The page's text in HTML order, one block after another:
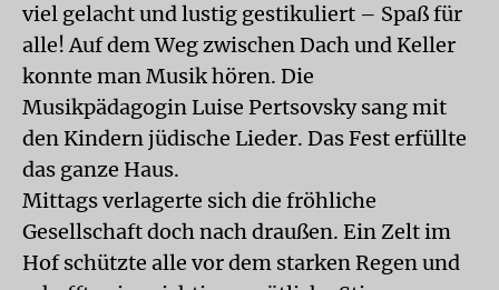
viel gelacht und lustig gestikuliert – Spaß für
alle! Auf dem Weg zwischen Dach und Keller
konnte man Musik hören. Die
Musikpädagogin Luise Pertsovsky sang mit
den Kindern jüdische Lieder. Das Fest erfüllte
das ganze Haus.
Mittags verlagerte sich die fröhliche
Gesellschaft doch nach draußen. Ein Zelt im
Hof schützte alle vor dem starken Regen und